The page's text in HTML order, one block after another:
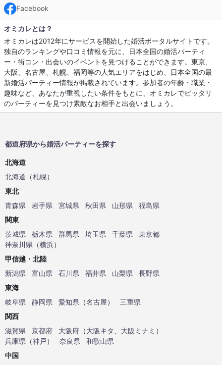
Facebook
オミカレとは？
オミカレは2012年にサービスを開始した婚活ポータルサイトです。
独自のランキングや口コミ情報を元に、日本全国の婚活パーティ
ー・街コン・出会いのイベントを見つけることができます。東京、
大阪、名古屋、札幌、福岡等の人気エリアをはじめ、日本全国の最
新婚活パーティー情報が掲載されています。参加者の年齢・職業・
趣味など、あなたが重視したい条件をもとに、オミカレでピッタリ
のパーティーを見つけ素敵なお相手と出会いましょう。
都道府県から婚活パーティーを探す
北海道
北海道 （札幌）
東北
青森県
岩手県 宮城県 秋田県 山形県
福島県
関東
茨城県
栃木県 群馬県 埼玉県 千葉県
東京都
神奈川県 （横浜）
甲信越・北陸
新潟県
富山県 石川県 福井県 山梨県
長野県
東海
岐阜県
静岡県 愛知県 （名古屋）
三重県
関西
滋賀県
京都府 大阪府 （大阪キタ 大阪ミナミ ）
兵庫県 （神戸） 奈良県
和歌山県
中国